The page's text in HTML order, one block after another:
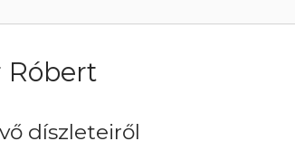
Róbert
díszleteiről